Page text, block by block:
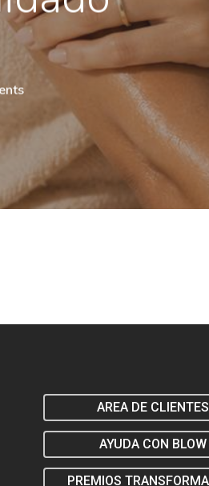
AREA DE CLIENTES
AYUDA CON BLOW
PREMIOS